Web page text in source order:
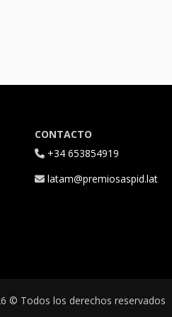
CONTACTO
+34 653854919
latam@premiosaspid.lat
© Todos los derechos reservados